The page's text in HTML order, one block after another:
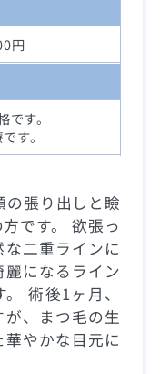
円
です。
す。
の張り出しと瞼
です。 欲張っ
二重ラインに
になるライン
術後1ヶ月、
、まつ毛の生
やかな目元に